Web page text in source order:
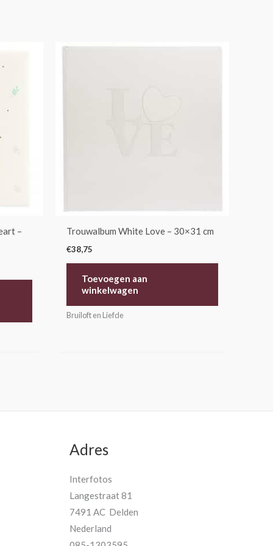
– Trouwalbum White Love – 30×31 cm
€38,75
Toevoegen aan
winkelwagen
Bruiloft en Liefde
Adres
Interfotos
Langestraat 81
7491 AC Delden
Nederland